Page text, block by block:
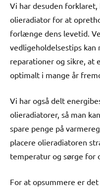
Vi har desuden forklaret,
olieradiator for at
forlænge dens levetid.
vedligeholdelsestips kan
reparationer og sikre, at
optimalt i mange år
Vi har også delt
olieradiatorer, så man
spare penge på
placere olieradiatoren
temperatur og sørge for
For at opsummere er